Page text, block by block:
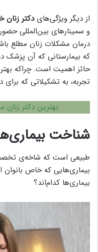
از دیگر ویژگی‌هایدکتر زنان
و سمینار‌های بین‌المللی
درمان مشکلات زنان مطلع
که بیمارستانی که آن پزشک
حائز اهمیت است. چراکه
تجربه، به تشکیلاتی که برای
بهترین دکتر زنان
شناخت
طبیعی است که شاخه‌ی
بیماری‌هایی که خاص
بیماری‌ها کدام‌اند؟